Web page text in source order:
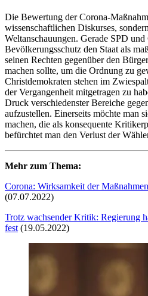
Die Bewertung der Corona-
wissenschaftlichen Diskurses,
Weltanschauungen. Gerade SPD
Bevölkerungsschutz den Staat als
seinen Rechten gegenüber den
machen sollte, um die Ordnung zu
Christdemokraten stehen im
der Vergangenheit mitgetragen zu
Druck verschiedenster Bereiche
aufzustellen. Einerseits möchte man
machen, die als konsequente
befürchtet man den Verlust der
Mehr zum Thema:
Corona: Wirksamkeit der
(07.07.2022)
Trotz wachsender Kritik: Regierung
fest (19.05.2022)